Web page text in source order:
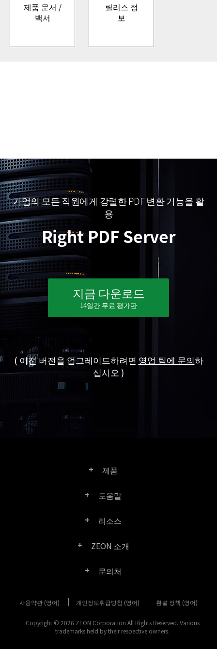
제품 문서 /
백서
릴리스 정
보
기업의 모든 직원에게 강렬한 PDF 변환 기능을 활
용
Right PDF Server
지금 다운로드
14일간 무료 평가판
( 이전 버전을 업그레이드하려면 영업 팀에 문의하
십시오 )
제품
Right PDF Pro
도움말
FAQ
리소스
제품/라이선스 비교
SDK 리소스 (Right PDF Server 용)
이전 버전 다운로드
ZEON 소개
회사 소개
미디어 보도
고객성공사례
문의처
구매 문의
고객 센터
사용약관 (영어) 개인정보취급방침 (영어) 환불 정책 (영어)
Copyright © 2026 ZEON Corporation All Rights Reserved. Various
trademarks held by their respective owners.